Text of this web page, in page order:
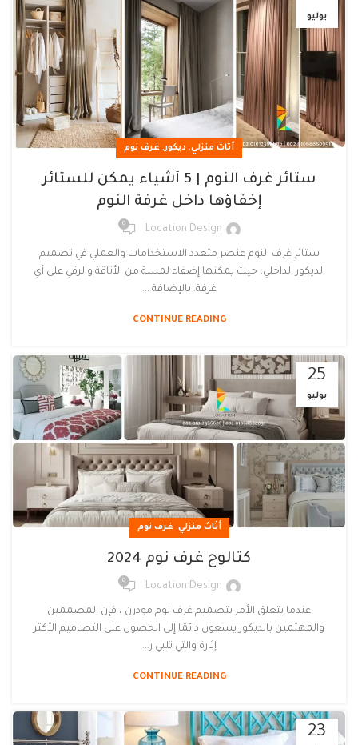
يوليو
أثاث منزلي, ديكور, غرف نوم
ستائر غرف النوم | 5 أشياء يمكن للستائر
إخفاؤها داخل غرفة النوم
Location Design
0
ستائر غرف النوم عنصر متعدد الاستخدامات والعملي في تصميم
الديكور الداخلي، حيث يمكنها إضفاء لمسة من الأناقة والرقي على أي
غرفة. بالإضافة ...
CONTINUE READING
25
يوليو
أثاث منزلي, غرف نوم
كتالوج غرف نوم 2024
Location Design
0
عندما يتعلق الأمر بتصميم غرف نوم مودرن ، فإن المصممين
والمهتمين بالديكور يسعون دائمًا إلى الحصول على التصاميم الأكثر
إثارة والتي تلبي ر...
CONTINUE READING
23